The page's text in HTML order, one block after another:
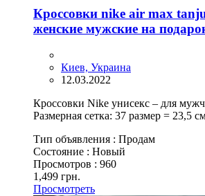
Кроссовки nike air max
женские мужские на
Киев, Украина
12.03.2022
Кроссовки Nike унисекс – для
Размерная сетка: 37 размер = 23,5
Тип объявления : Продам
Состояние : Новый
Просмотров : 960
1,499 грн.
Просмотреть